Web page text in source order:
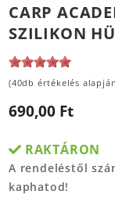
CARP
SZILIKON
(40db értékelés
690,00 Ft
RAKTÁRON
A rendeléstől
kaphatod!